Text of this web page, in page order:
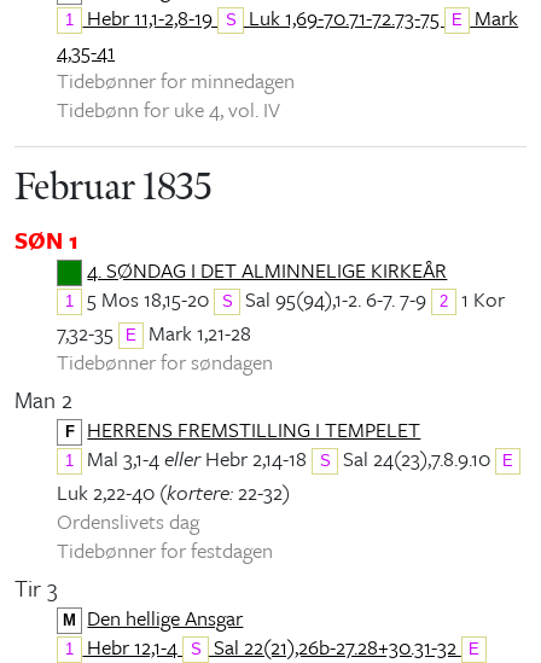
1 Hebr 11,1-2,8-19 S Luk 1,69-70.71-72.73-75 E
Mark
4,35-41
Tidebønner for minnedagen
Tidebønn for uke 4, vol. IV
Februar 1835
SØN 1
4. SØNDAG I DET ALMINNELIGE KIRKEÅR
1 5 Mos 18,15-20 S Sal 95(94),1-2. 6-7. 7-9 2
1 Kor
7,32-35
E
Mark 1,21-28
Tidebønner for søndagen
Man 2
F HERRENS FREMSTILLING I TEMPELET
1 Mal 3,1-4ellerHebr 2,14-18 S Sal 24(23),7.8.9.10 E
Luk 2,22-40 (kortere:22-32)
Ordenslivets dag
Tidebønner for festdagen
Tir 3
M Den hellige Ansgar
1 Hebr 12,1-4 S Sal 22(21),26b-27.28+30.31-32 E